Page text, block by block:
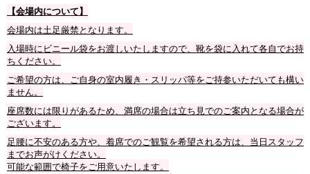
【会場内について】
会場内は土足厳禁となります。
入場時にビニール袋をお渡しいたしますので、靴を袋に入れて各自でお持
ちください。
ご希望の方は、ご自身の室内履き・スリッパ等をご持参いただいても構い
ません。
座席数には限りがあるため、満席の場合は立ち見でのご案内となる場合が
ございます。
足腰に不安のある方や、着席でのご観覧を希望される方は、当日スタッフ
までお声がけください。
可能な範囲で椅子をご用意いたします。